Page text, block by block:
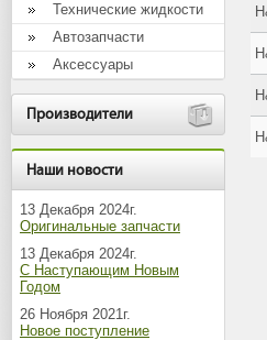
Технические жидкости
Автозапчасти
Аксессуары
Производители
Наши новости
13 Декабря 2024г.
Оригинальные запчасти
13 Декабря 2024г.
С Наступающим Новым
Годом
26 Ноября 2021г.
Новое поступление